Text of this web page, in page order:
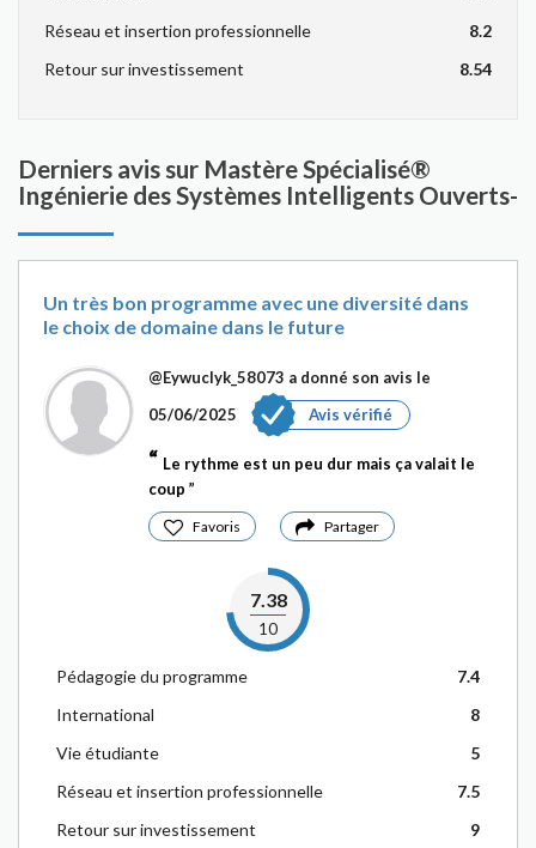
Réseau et insertion professionnelle
8.2
Retour sur investissement
8.54
Derniers avis sur Mastère Spécialisé®
Ingénierie des Systèmes Intelligents Ouverts-
Un très bon programme avec une diversité dans
le choix de domaine dans le future
@Eywuclyk_58073 a donné son avis le
05/06/2025
Avis vérifié
Le rythme est un peu dur mais ça valait le
coup
Favoris Partager
7.38
10
Pédagogie du programme
7.4
International
8
Vie étudiante
5
Réseau et insertion professionnelle
7.5
Retour sur investissement
9